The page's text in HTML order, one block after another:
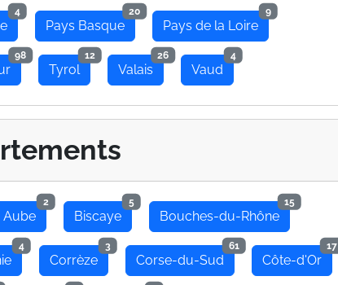
4
Pays Basque
20
Pays de la Loire
9
98
Tyrol
12
Valais
26
Vaud
4
Aube
2
Biscaye
5
Bouches-du-Rhône
15
4
Corrèze
3
Corse-du-Sud
61
Côte-d'Or
17